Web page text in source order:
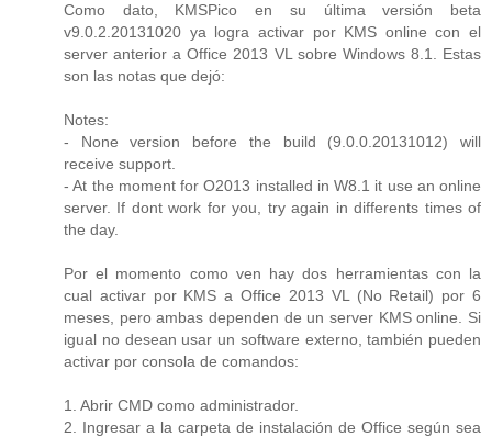
Como dato, KMSPico en su última versión beta
v9.0.2.20131020 ya logra activar por KMS online con el
server anterior a Office 2013 VL sobre Windows 8.1. Estas
son las notas que dejó:
Notes:
- None version before the build (9.0.0.20131012) will
receive support.
- At the moment for O2013 installed in W8.1 it use an online
server. If dont work for you, try again in differents times of
the day.
Por el momento como ven hay dos herramientas con la
cual activar por KMS a Office 2013 VL (No Retail) por 6
meses, pero ambas dependen de un server KMS online. Si
igual no desean usar un software externo, también pueden
activar por consola de comandos:
1. Abrir CMD como administrador.
2. Ingresar a la carpeta de instalación de Office según sea